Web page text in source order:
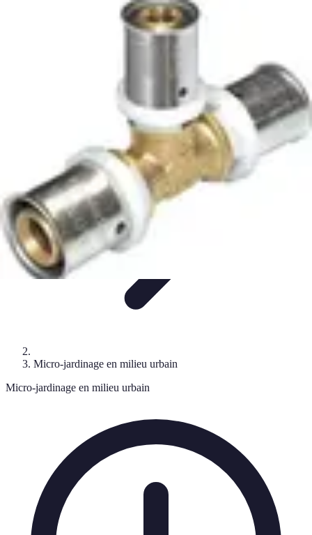
ComparatifsIntroduction
Micro-jardinage en milieu urbain
Micro-jardinage en milieu urbain